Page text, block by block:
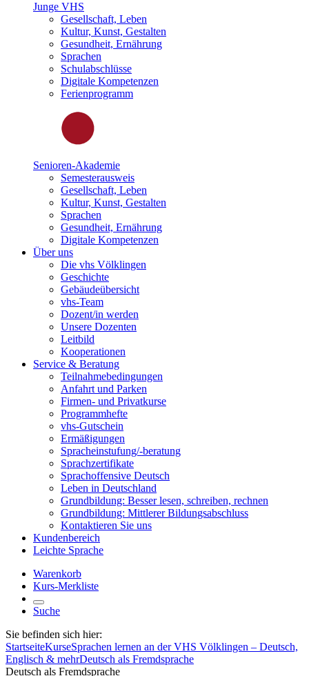
Junge VHS
Gesellschaft, Leben
Kultur, Kunst, Gestalten
Gesundheit, Ernährung
Sprachen
Schulabschlüsse
Digitale Kompetenzen
Ferienprogramm
Senioren-Akademie
Semesterausweis
Gesellschaft, Leben
Kultur, Kunst, Gestalten
Sprachen
Gesundheit, Ernährung
Digitale Kompetenzen
Über uns
Die vhs Völklingen
Geschichte
Gebäudeübersicht
vhs-Team
Dozent/in werden
Unsere Dozenten
Leitbild
Kooperationen
Service & Beratung
Teilnahmebedingungen
Anfahrt und Parken
Firmen- und Privatkurse
Programmhefte
vhs-Gutschein
Ermäßigungen
Spracheinstufung/-beratung
Sprachzertifikate
Sprachoffensive Deutsch
Leben in Deutschland
Grundbildung: Besser lesen, schreiben, rechnen
Grundbildung: Mittlerer Bildungsabschluss
Kontaktieren Sie uns
Kundenbereich
Leichte Sprache
Warenkorb
Kurs-Merkliste
Suche
Sie befinden sich hier:
StartseiteKurseSprachen lernen an der VHS Völklingen – Deutsch,
Englisch & mehrDeutsch als Fremdsprache
Deutsch als Fremdsprache